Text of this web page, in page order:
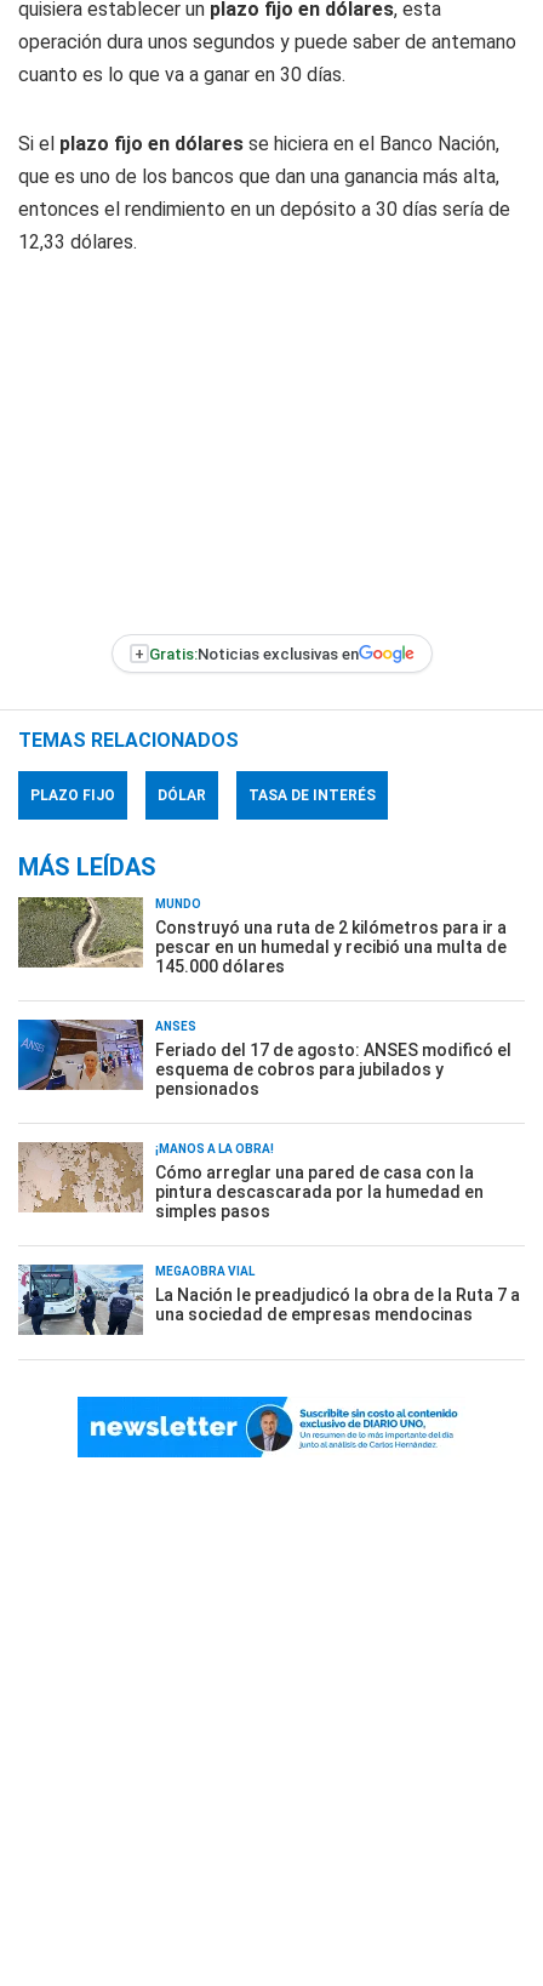
quisiera establecer un plazo fijo en dólares, esta
operación dura unos segundos y puede saber de antemano
cuanto es lo que va a ganar en 30 días.
Si el plazo fijo en dólares se hiciera en el Banco Nación,
que es uno de los bancos que dan una ganancia más alta,
entonces el rendimiento en un depósito a 30 días sería de
12,33 dólares.
+ Gratis:Noticias exclusivas en
TEMAS RELACIONADOS
PLAZO FIJO DÓLAR TASA DE INTERÉS
MÁS LEÍDAS
MUNDO
Construyó una ruta de 2 kilómetros para ir a
pescar en un humedal y recibió una multa de
145.000 dólares
ANSES
Feriado del 17 de agosto: ANSES modificó el
esquema de cobros para jubilados y
pensionados
¡MANOS A LA OBRA!
Cómo arreglar una pared de casa con la
pintura descascarada por la humedad en
simples pasos
MEGAOBRA VIAL
La Nación le preadjudicó la obra de la Ruta 7 a
una sociedad de empresas mendocinas